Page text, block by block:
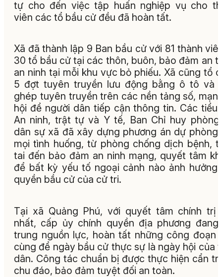
tự cho đến việc tập huấn nghiệp vụ cho
viên các tổ bầu cử đều đã hoàn tất.
Xã đã thành lập 9 Ban bầu cử với 81 thành
30 tổ bầu cử tại các thôn, buôn, bảo đảm an
an ninh tại mỗi khu vực bỏ phiếu. Xã cũng tổ
5 đợt tuyên truyền lưu động bằng ô tô và
ghép tuyên truyền trên các nền tảng số,
hội để người dân tiếp cận thông tin. Các tiểu
An ninh, trật tự và Y tế, Ban Chỉ huy
dân sự xã đã xây dựng phương án dự phòng
mọi tình huống, từ phòng chống dịch bệnh,
tai đến bảo đảm an ninh mạng, quyết tâm
để bất kỳ yếu tố ngoại cảnh nào ảnh hưởng
quyền bầu cử của cử tri.
Tại xã Quảng Phú, với quyết tâm chính trị
nhất, cấp ủy chính quyền địa phương
trung nguồn lực, hoàn tất những công đoạn
cùng để ngày bầu cử thực sự là ngày hội của
dân. Công tác chuẩn bị được thực hiện cẩn
chu đáo, bảo đảm tuyệt đối an toàn.